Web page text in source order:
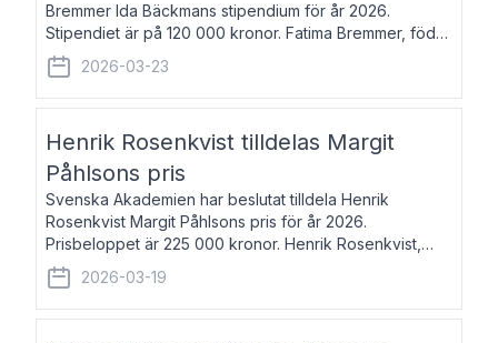
Bremmer Ida Bäckmans stipendium för år 2026.
Stipendiet är på 120 000 kronor. Fatima Bremmer, född
1977, är journalist och författare. Hon utkom i fjol med
boken Ligan. Klarakvarterens blodsyst
2026-03-23
Henrik Rosenkvist tilldelas Margit
Påhlsons pris
Svenska Akademien har beslutat tilldela Henrik
Rosenkvist Margit Påhlsons pris för år 2026.
Prisbeloppet är 225 000 kronor. Henrik Rosenkvist,
född 1965, är professor i nordiska språk vid Göteborgs
universitet. Han disputerade 2004 på avhan
2026-03-19